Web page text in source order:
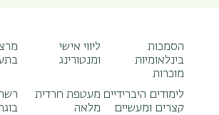
ליווי אישי
ומנטורינג
הסמכות
בינלאומיות
מוכרות
מעטפת חרדית
מלאה
לימודים היברידיים
קצרים ומעשיים